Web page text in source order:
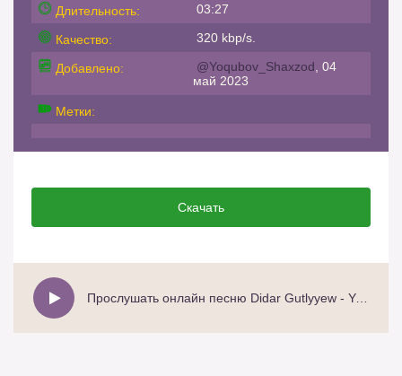
Длительность: 03:27
Качество: 320 kbp/s.
Добавлено: @Yoqubov_Shaxzod , 04
май 2023
Метки:
Скачать
Прослушать онлайн песню Didar Gutlyyew - Yalan // 2023